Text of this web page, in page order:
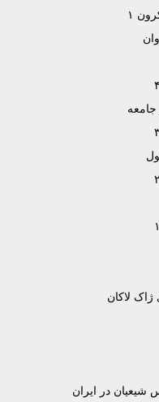
۱
ژاک لاکان
شیعیان در ایران